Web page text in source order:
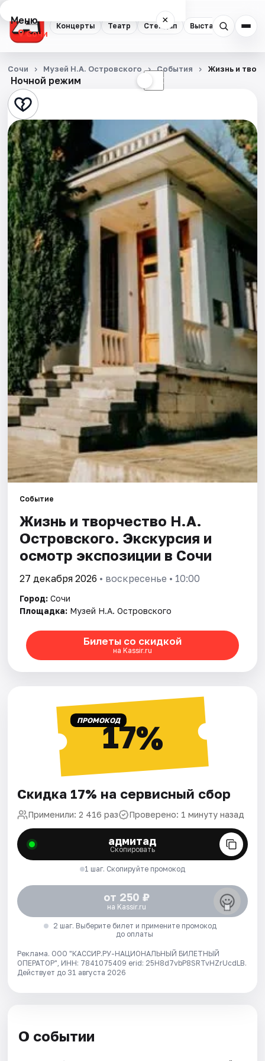
Концерты Театр Стендап Выставки
Меню ×
Сочи
Концерты
Театр
Стендап
Выставки
Квесты
Экскурсии
Спорт
События
Города
Площадки
Артисты
Рейтинги
Ночной режим ☾
Сочи Музей Н.А. Островского События Жизнь и
Событие
Жизнь и творчество Н.А.
Островского. Экскурсия и
осмотр экспозиции в Сочи
27 декабря 2026 • воскресенье • 10:00
Город: Сочи
Площадка: Музей Н.А. Островского
Билеты со скидкой
на Kassir.ru
ПРОМОКОД17%
Скидка 17% на сервисный сбор
Применили: 2 416 раз Проверено: 1 минуту назад
адмитад
Скопировать
1 шаг. Скопируйте промокод
от 250 ₽
на Kassir.ru
2 шаг. Выберите билет и примените промокод
до оплаты
Реклама. ООО "КАССИР.РУ-НАЦИОНАЛЬНЫЙ БИЛЕТНЫЙ
ОПЕРАТОР", ИНН: 7841075409 erid: 25H8d7vbP8SRTvHZrUcdLB.
Действует до 31 августа 2026
О событии